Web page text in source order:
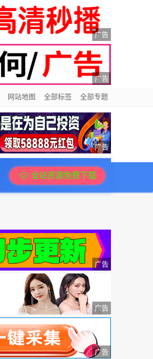
广告
广告
网站地图 全部标签 全部专题
广告
全站资源免费下载
广告
广告
广告